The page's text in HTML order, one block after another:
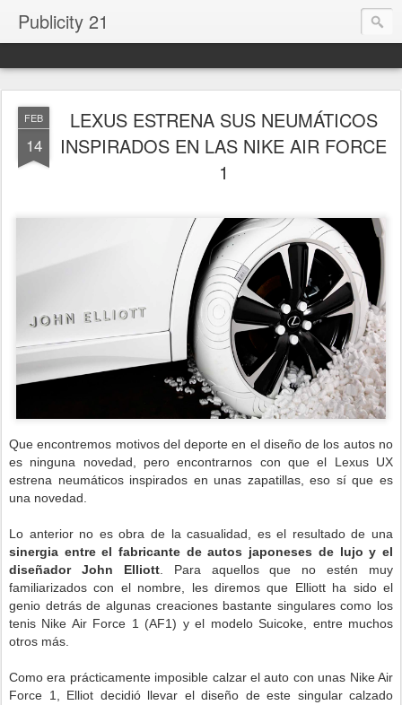
Publicity 21
FEB
14
LEXUS ESTRENA SUS NEUMÁTICOS
INSPIRADOS EN LAS NIKE AIR FORCE
1
Que encontremos motivos del deporte en el diseño de los autos no
es ninguna novedad, pero encontrarnos con que el Lexus UX
estrena neumáticos inspirados en unas zapatillas, eso sí que es
una novedad.
Lo anterior no es obra de la casualidad, es el resultado de una
sinergia entre el fabricante de autos japoneses de lujo y el
diseñador John Elliott. Para aquellos que no estén muy
familiarizados con el nombre, les diremos que Elliott ha sido el
genio detrás de algunas creaciones bastante singulares como los
tenis Nike Air Force 1 (AF1) y el modelo Suicoke, entre muchos
otros más.
Como era prácticamente imposible calzar el auto con unas Nike Air
Force 1, Elliot decidió llevar el diseño de este singular calzado